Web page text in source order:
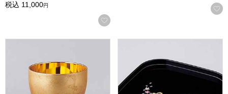
税込 11,000円
お気に入りに登録する